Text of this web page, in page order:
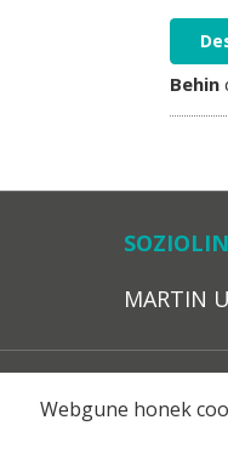
Behin
MARTIN
Webgune honek